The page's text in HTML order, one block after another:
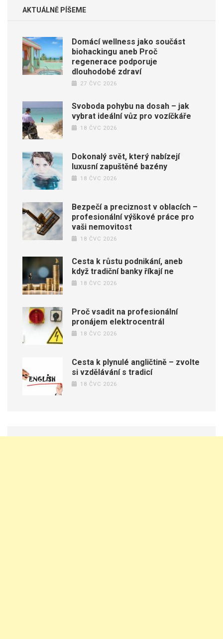
AKTUÁLNĚ PÍŠEME
Domácí wellness jako součást
biohackingu aneb Proč
regenerace podporuje
dlouhodobé zdraví
27 ČVC 2026
Svoboda pohybu na dosah – jak
vybrat ideální vůz pro vozíčkáře
18 ČVC 2026
Dokonalý svět, který nabízejí
luxusní zapuštěné bazény
18 ČVC 2026
Bezpečí a preciznost v oblacích –
profesionální výškové práce pro
vaši nemovitost
18 ČVC 2026
Cesta k růstu podnikání, aneb
když tradiční banky říkají ne
18 ČVC 2026
Proč vsadit na profesionální
pronájem elektrocentrál
18 ČVC 2026
Cesta k plynulé angličtině – zvolte
si vzdělávání s tradicí
18 ČVC 2026